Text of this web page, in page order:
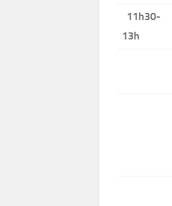
11h30-
13h